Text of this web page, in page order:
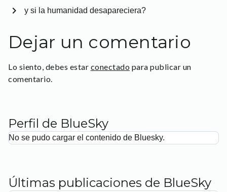
y si la humanidad desapareciera?
chevron_right
Dejar un comentario
Lo siento, debes estar conectado para publicar un
comentario.
Perfil de BlueSky
No se pudo cargar el contenido de Bluesky.
Últimas publicaciones de BlueSky